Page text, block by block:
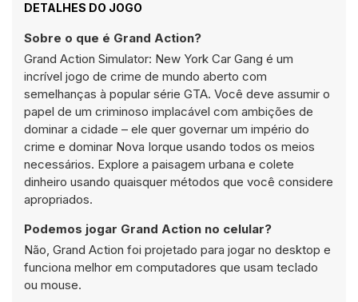
DETALHES DO JOGO
Sobre o que é Grand Action?
Grand Action Simulator: New York Car Gang é um
incrível jogo de crime de mundo aberto com
semelhanças à popular série GTA. Você deve assumir o
papel de um criminoso implacável com ambições de
dominar a cidade – ele quer governar um império do
crime e dominar Nova Iorque usando todos os meios
necessários. Explore a paisagem urbana e colete
dinheiro usando quaisquer métodos que você considere
apropriados.
Podemos jogar Grand Action no celular?
Não, Grand Action foi projetado para jogar no desktop e
funciona melhor em computadores que usam teclado
ou mouse.